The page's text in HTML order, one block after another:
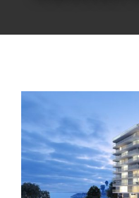
Voir
agrandie